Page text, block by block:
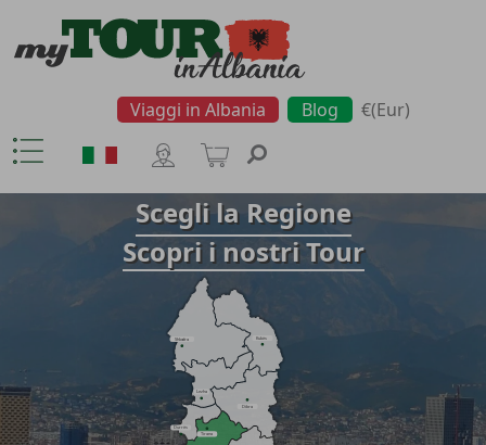
Viaggi in Albania Blog €(Eur)
Lezha
Shkodra Kukës
Tirana
Durrës
Dibra
Scegli la Regione
Scopri i nostri Tour